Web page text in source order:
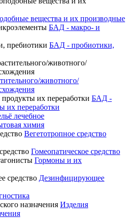
вещества и их производные
БАД - макро- и
БАД - пробиотики,
животного/
БАД -
их переработки
лечебное
химия
Вегетотропное средство
Гомеопатическое средство
Гормоны и их
Дезинфицирующее
Изделия